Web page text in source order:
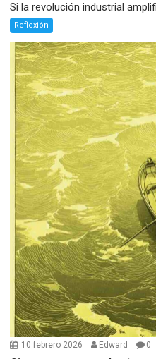
Si la revolución industrial
Reflexión
10 febrero 2026 Edward 0